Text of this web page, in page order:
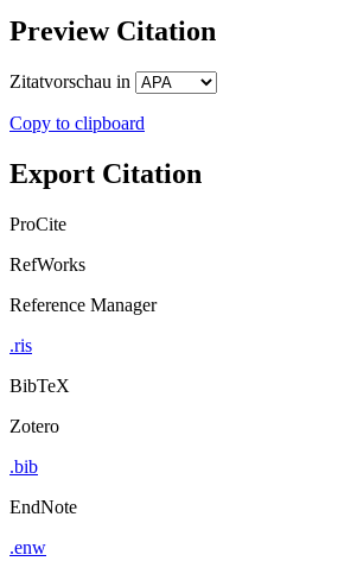
Preview Citation
Zitatvorschau in
Copy to clipboard
Export Citation
ProCite
RefWorks
Reference Manager
.ris
BibTeX
Zotero
.bib
EndNote
.enw